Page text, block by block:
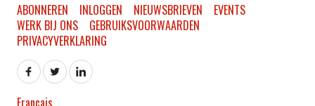
ABONNEREN INLOGGEN NIEUWSBRIEVEN
EVENTS
WERK BIJ ONS
GEBRUIKSVOORWAARDEN
PRIVACYVERKLARING
Français